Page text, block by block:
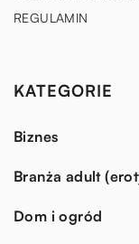
REGULAMIN
KATEGORIE
Biznes
Branża adult
Dom i ogród